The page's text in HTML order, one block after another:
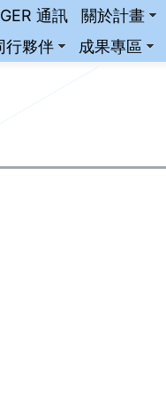
通訊 關於計畫
行夥伴
成果專區